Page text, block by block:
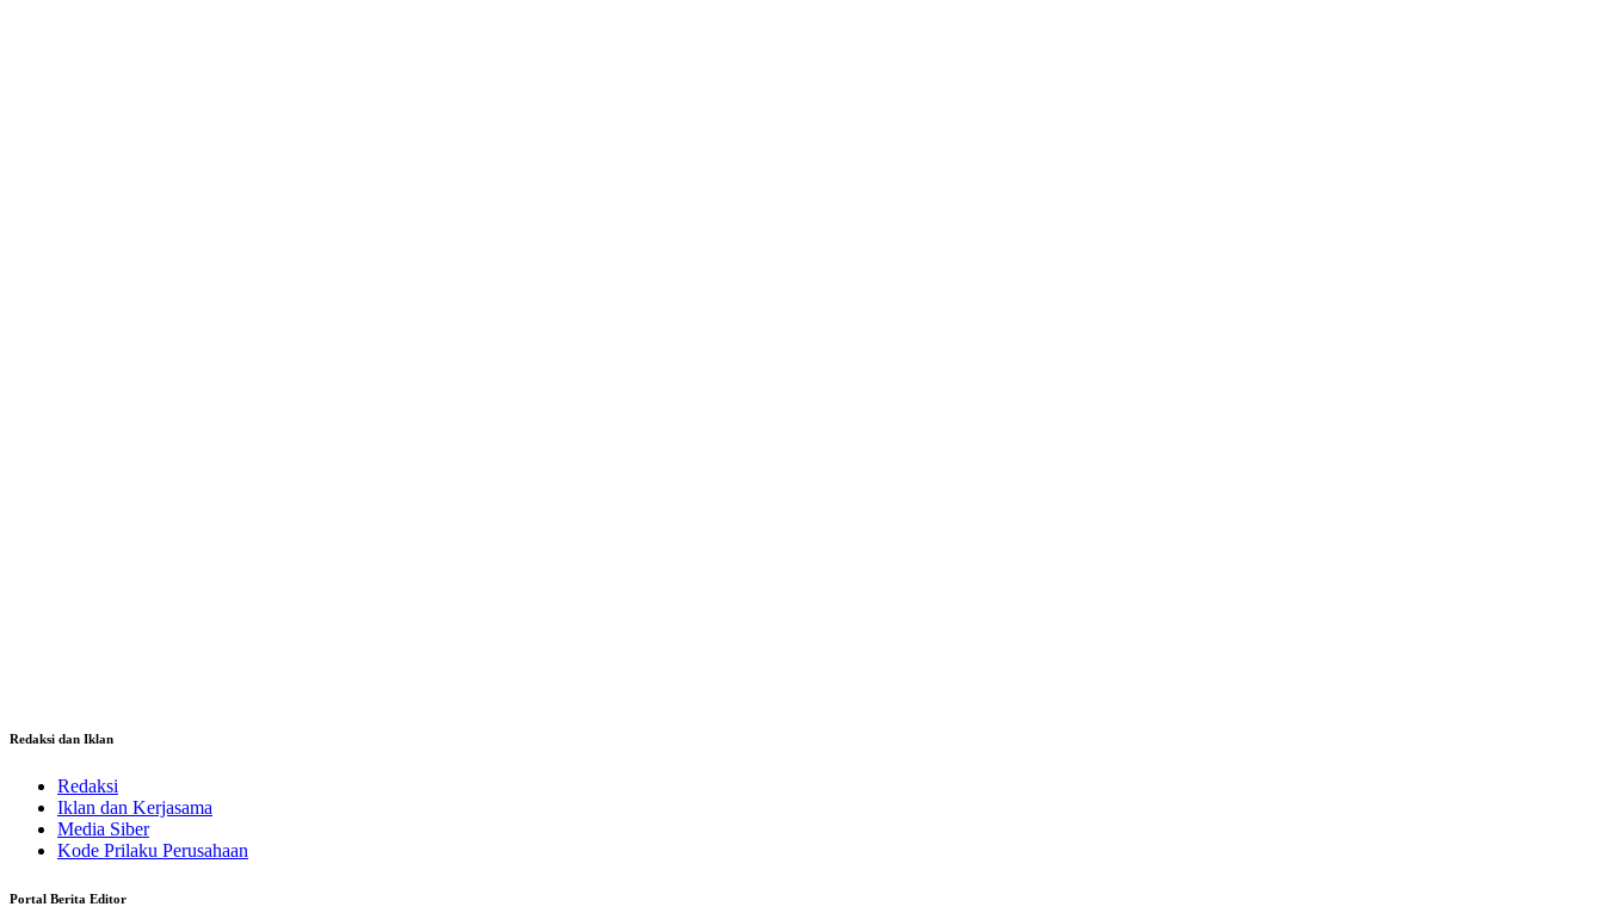
Redaksi dan Iklan
Redaksi
Iklan dan Kerjasama
Media Siber
Kode Prilaku Perusahaan
Portal Berita Editor